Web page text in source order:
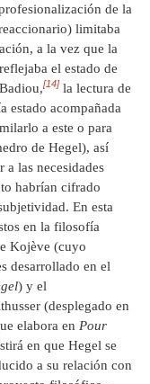
de la
limitaba
a la vez que la
el estado de
[14] la lectura de
estado acompañada
a este o para
de Hegel), así
las necesidades
habrían cifrado
En esta
en la filosofía
Kojève (cuyo
desarrollado en el
) y el
(desplegado en
elabora en Pour
en que Hegel se
a su relación con